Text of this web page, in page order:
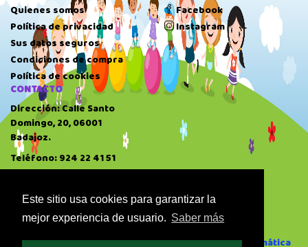
Este sitio usa cookies para garantizar la
mejor experiencia de usuario. Saber más
Quienes somos
Política de privacidad
Sus datos seguros
Condiciones de compra
Política de cookies
Facebook
Instagram
CONTACTO
Dirección: Calle Santo
Domingo, 20, 06001
Badajoz.
Teléfono: 924 22 41 51
10:00 AM-14:00 PM
17:00 PM -20:30 PM
Domingo: Cerrado
Desarrollado por GAE Informática